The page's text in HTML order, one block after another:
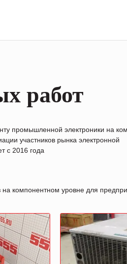
работ
промышленной электроники на
участников рынка электронной
с 2016 года
компонентном уровне для